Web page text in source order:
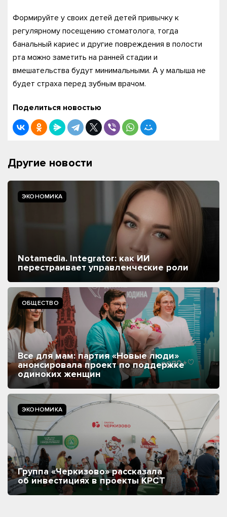
Формируйте у своих детей детей привычку к
регулярному посещению стоматолога, тогда
банальный кариес и другие повреждения в полости
рта можно заметить на ранней стадии и
вмешательства будут минимальными. А у малыша не
будет страха перед зубным врачом.
Поделиться новостью
Другие новости
ЭКОНОМИКА
Notamedia. Integrator: как ИИ
перестраивает управленческие роли
ОБЩЕСТВО
Все для мам: партия «Новые люди»
анонсировала проект по поддержке
одиноких женщин
ЭКОНОМИКА
Группа «Черкизово» рассказала
об инвестициях в проекты КРСТ